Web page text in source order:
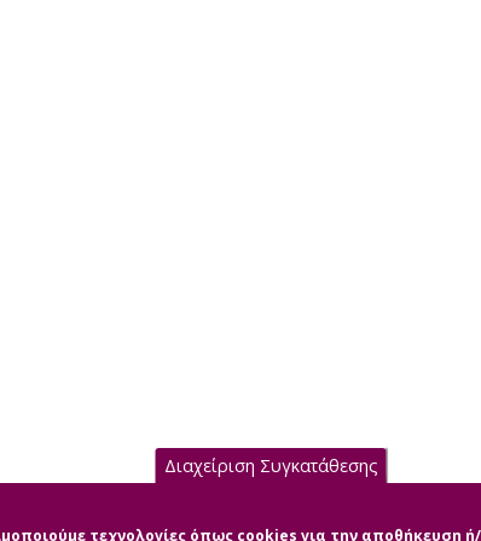
Διαχείριση Συγκατάθεσης
τεχνολογίες όπως cookies για την